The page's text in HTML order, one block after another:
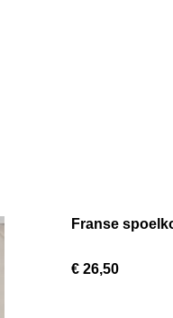
Franse
€ 26,50